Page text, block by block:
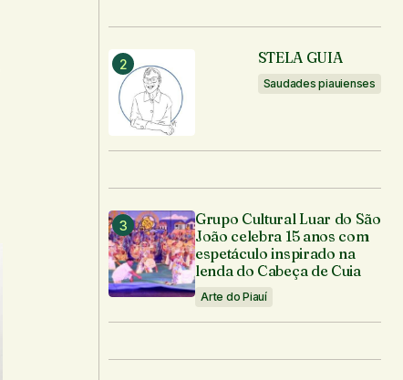
STELA GUIA
Saudades piauienses
Grupo Cultural Luar do São
João celebra 15 anos com
espetáculo inspirado na
lenda do Cabeça de Cuia
Arte do Piauí